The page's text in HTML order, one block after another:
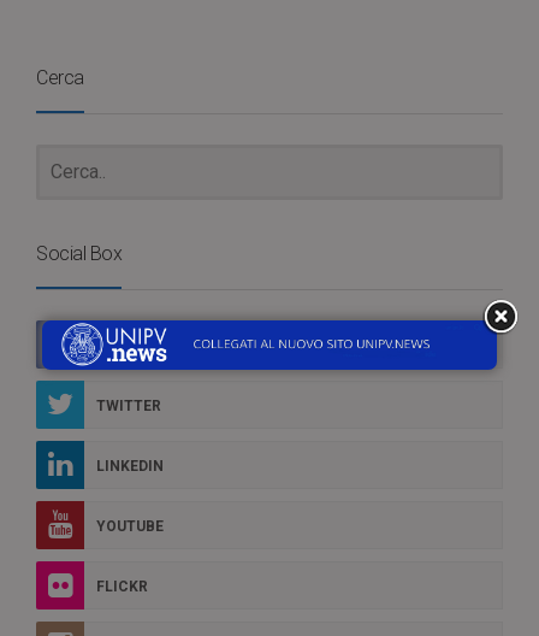
Cerca
Social Box
FACEBOOK
TWITTER
LINKEDIN
YOUTUBE
FLICKR